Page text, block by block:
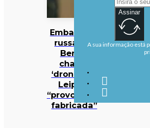
Embaixada
russa em
Berlim
chama
‘drone’ em
Leipzig
“provocação
fabricada”
Assinar
A sua informação está